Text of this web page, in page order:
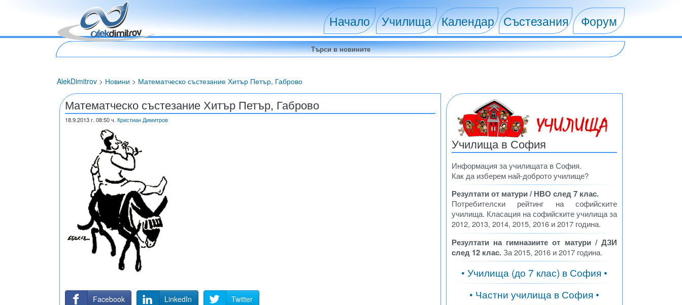
Начало Училища Календар Състезания Форум
AlekDimitrov > Новини > Математческо състезание Хитър Петър, Габрово
Математческо състезание Хитър Петър, Габрово
18.9.2013г. 08:50 ч. Кристиан Димитров
Facebook LinkedIn Twitter
Училища в София
Информация за училищата в София.
Как да изберем най-доброто училище?
Резултати от матури / НВО след 7 клас.
Потребителски рейтинг на софийските
училища. Класация на софийските училища за
2012, 2013, 2014, 2015, 2016 и 2017 година.
Резултати на гимназиите от матури / ДЗИ
след 12 клас.За 2015, 2016 и 2017 година.
• Училища (до 7 клас) в София •
• Частни училища в София •